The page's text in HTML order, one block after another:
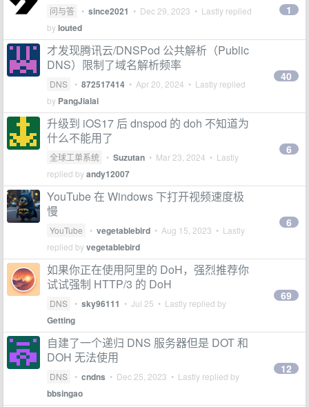
问与答 • since2021 • Dec 29, 2023 • Lastly replied
bylouted
1
才发现腾讯云/DNSPod 公共解析（Public
DNS）限制了域名解析频率
DNS • 872517414 • Apr 20, 2024 • Lastly replied
by PangJialai
40
升级到 iOS17 后 dnspod 的 doh 不知道为
什么不能用了
全球工单系统 • Suzutan • Mar 23, 2024 • Lastly
replied byandy12007
6
YouTube 在 Windows 下打开视频速度极
慢
YouTube • vegetablebird • Aug 15, 2023 • Lastly
replied byvegetablebird
6
如果你正在使用阿里的 DoH，强烈推荐你
试试强制 HTTP/3 的 DoH
DNS • sky96111 • Jul 25 • Lastly replied by
Getting
69
自建了一个递归 DNS 服务器但是 DOT 和
DOH 无法使用
DNS • cndns • Dec 25, 2023 • Lastly replied by
bbsingao
12